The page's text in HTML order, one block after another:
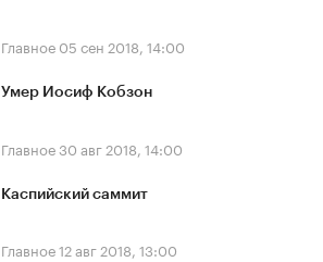
Главное 05 сен 2018, 14:00
Умер Иосиф Кобзон
Главное30 авг 2018, 14:00
Каспийский саммит
Главное12 авг 2018, 13:00